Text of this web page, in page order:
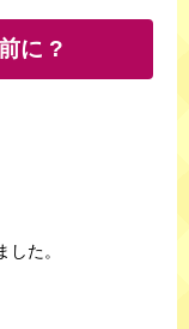
に ?
た。